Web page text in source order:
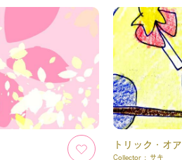
トリック・オ
Collector : サキ